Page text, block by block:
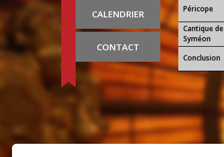
CALENDRIER
CONTACT
Péricope
Cantique de
Syméon
Conclusion